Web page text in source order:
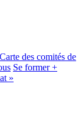
Carte des comités de
Se former +
»